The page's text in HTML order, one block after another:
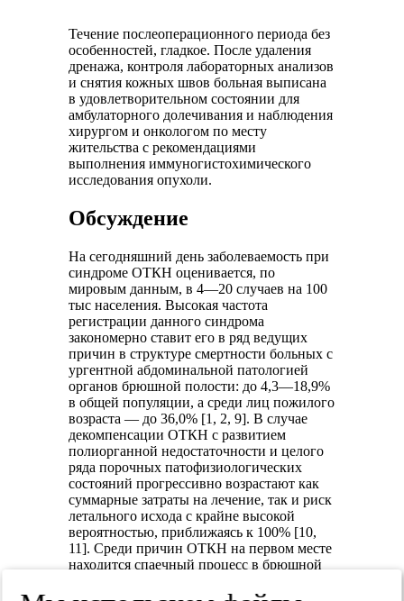
Течение послеоперационного периода без
особенностей, гладкое. После удаления
дренажа, контроля лабораторных анализов
и снятия кожных швов больная выписана
в удовлетворительном состоянии для
амбулаторного долечивания и наблюдения
хирургом и онкологом по месту
жительства с рекомендациями
выполнения иммуногистохимического
исследования опухоли.
Обсуждение
На сегодняшний день заболеваемость при
синдроме ОТКН оценивается, по
мировым данным, в 4—20 случаев на 100
тыс населения. Высокая частота
регистрации данного синдрома
закономерно ставит его в ряд ведущих
причин в структуре смертности больных с
ургентной абдоминальной патологией
органов брюшной полости: до 4,3—18,9%
в общей популяции, а среди лиц пожилого
возраста — до 36,0% [1, 2, 9]. В случае
декомпенсации ОТКН с развитием
полиорганной недостаточности и целого
ряда порочных патофизиологических
состояний прогрессивно возрастают как
суммарные затраты на лечение, так и риск
летального исхода с крайне высокой
вероятностью, приближаясь к 100% [10,
11]. Среди причин ОТКН на первом месте
находится спаечный процесс в брюшной
случаев острой кишечной